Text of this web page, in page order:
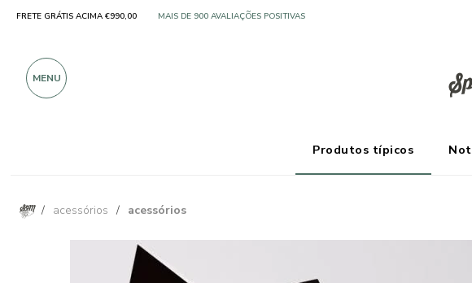
/ acessórios / acessórios
FRETE GRÁTIS ACIMA €990,00 SOMENTE PRODUTOS DE EXCELENTES FABRICANTES
MENU
Produtos típicos